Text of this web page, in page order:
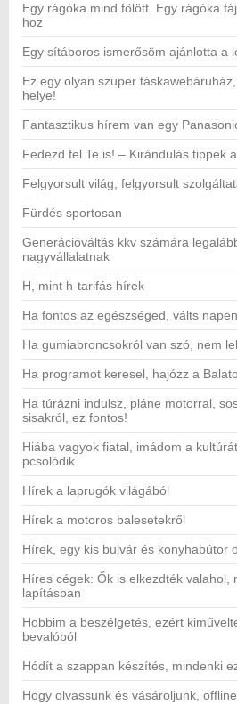
Egy rágóka mind fölött. Egy rágóka
hoz
Egy sítáboros ismerősöm ajánlotta a
Ez egy olyan szuper
helye!
Fantasztikus hírem van egy
Fedezd fel Te is! – Kirándulás tippek
Felgyorsult világ, felgyorsult
Fürdés sportosan
Generációváltás kkv számára
nagyvállalatnak
H, mint h-tarifás hírek
Ha fontos az egészséged, válts
Ha gumiabroncsokról van szó, nem
Ha programot keresel, hajózz a
Ha túrázni indulsz, pláne motorral,
sisakról, ez fontos!
Hiába vagyok fiatal, imádom a
pcsolódik
Hírek a laprugók világából
Hírek a motoros balesetekről
Hírek, egy kis bulvár és konyhabútor
Híres cégek: Ők is elkezdték valahol,
lapításban
Hobbim a beszélgetés, ezért
bevalóból
Hódít a szappan készítés, mindenki
Hogy olvassunk és vásároljunk,